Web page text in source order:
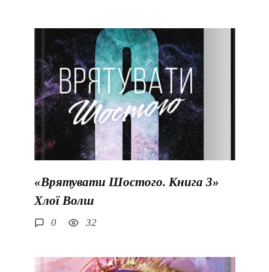
«Врятувати Шостого. Книга 3»
Хлої Волш
0 32